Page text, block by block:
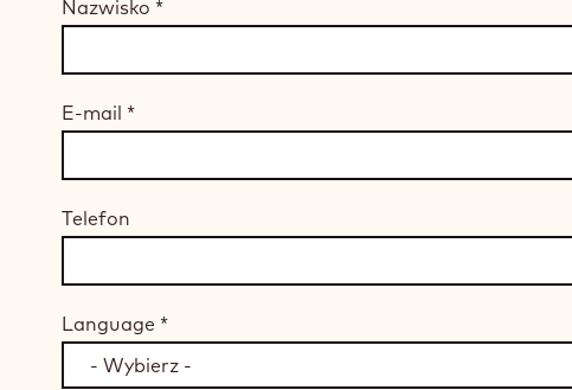
Nazwisko *
E-mail *
Telefon
Language *